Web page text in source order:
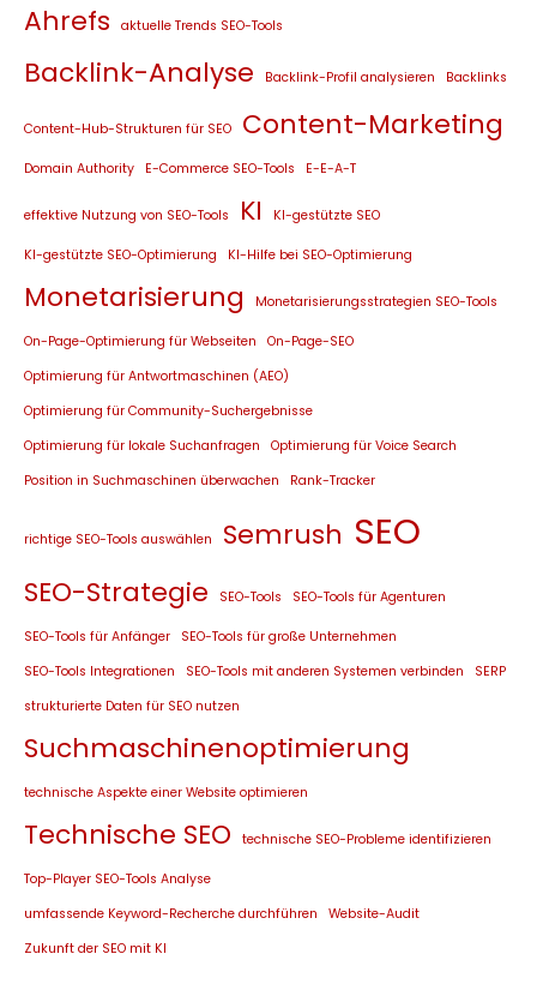
Ahrefs aktuelle Trends SEO-Tools
Backlink-Analyse Backlink-Profil analysieren Backlinks
Content-Hub-Strukturen für SEO Content-Marketing
Domain Authority E-Commerce SEO-Tools E-E-A-T
effektive Nutzung von SEO-Tools KI KI-gestützte SEO
KI-gestützte SEO-Optimierung KI-Hilfe bei SEO-Optimierung
Monetarisierung Monetarisierungsstrategien SEO-Tools
On-Page-Optimierung für Webseiten
On-Page-SEO
Optimierung für Antwortmaschinen (AEO)
Optimierung für Community-Suchergebnisse
Optimierung für lokale Suchanfragen
Optimierung für Voice Search
Position in Suchmaschinen überwachen
Rank-Tracker
richtige SEO-Tools auswählen Semrush SEO
SEO-Strategie SEO-Tools SEO-Tools für Agenturen
SEO-Tools für Anfänger
SEO-Tools für große Unternehmen
SEO-Tools Integrationen
SEO-Tools mit anderen Systemen verbinden
SERP
strukturierte Daten für SEO nutzen
Suchmaschinenoptimierung
technische Aspekte einer Website optimieren
Technische SEO technische SEO-Probleme identifizieren
Top-Player SEO-Tools Analyse
umfassende Keyword-Recherche durchführen
Website-Audit
Zukunft der SEO mit KI